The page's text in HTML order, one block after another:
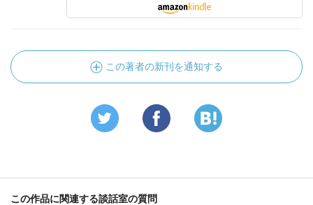
この著者の新刊を通知する
この作品に関連する談話室の質問